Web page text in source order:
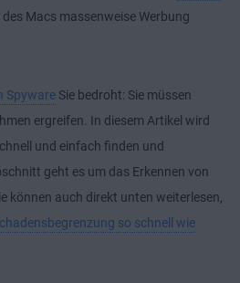
Macs massenweise Werbung
Spyware Sie bedroht: Sie müssen
ergreifen. In diesem Artikel wird
und einfach finden und
geht es um das Erkennen von
können auch direkt unten weiterlesen,
so schnell wie